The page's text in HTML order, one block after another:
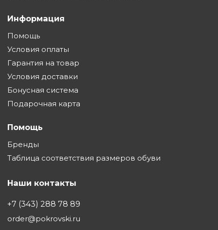
Информация
Помощь
Условия оплаты
Гарантия на товар
Условия доставки
Бонусная система
Подарочная карта
Помощь
Бренды
Таблица соответствия размеров обуви
Наши контакты
+7 (343) 288 78 89
order@pokrovski.ru